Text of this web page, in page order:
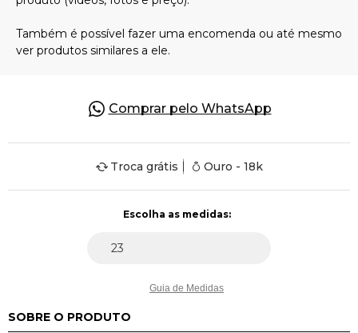
Comprar pelo WhatsApp
Troca grátis Ouro - 18k
Guia de Medidas
SOBRE O PRODUTO
Presente
OFERTAS